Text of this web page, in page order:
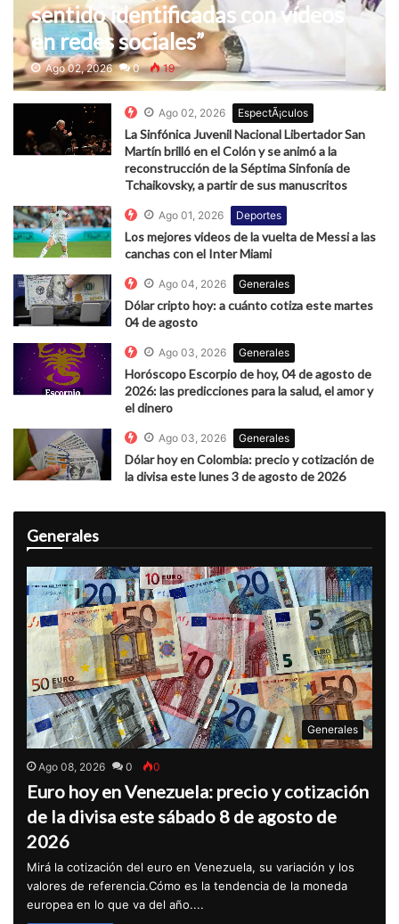
sentido identificadas con vídeos
en redes sociales”
Ago 02, 2026 0 19
Ago 02, 2026 EspectÃ¡culos
La Sinfónica Juvenil Nacional Libertador San
Martín brilló en el Colón y se animó a la
reconstrucción de la Séptima Sinfonía de
Tchaikovsky, a partir de sus manuscritos
Ago 01, 2026 Deportes
Los mejores videos de la vuelta de Messi a las
canchas con el Inter Miami
Ago 04, 2026 Generales
Dólar cripto hoy: a cuánto cotiza este martes
04 de agosto
Ago 03, 2026 Generales
Horóscopo Escorpio de hoy, 04 de agosto de
2026: las predicciones para la salud, el amor y
el dinero
Ago 03, 2026 Generales
Dólar hoy en Colombia: precio y cotización de
la divisa este lunes 3 de agosto de 2026
Generales
Generales
Ago 08, 2026 0 0
Euro hoy en Venezuela: precio y cotización
de la divisa este sábado 8 de agosto de
2026
Mirá la cotización del euro en Venezuela, su variación y los
valores de referencia.Cómo es la tendencia de la moneda
europea en lo que va del año....